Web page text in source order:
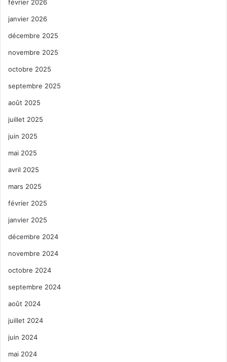
février 2026
janvier 2026
décembre 2025
novembre 2025
octobre 2025
septembre 2025
août 2025
juillet 2025
juin 2025
mai 2025
avril 2025
mars 2025
février 2025
janvier 2025
décembre 2024
novembre 2024
octobre 2024
septembre 2024
août 2024
juillet 2024
juin 2024
mai 2024